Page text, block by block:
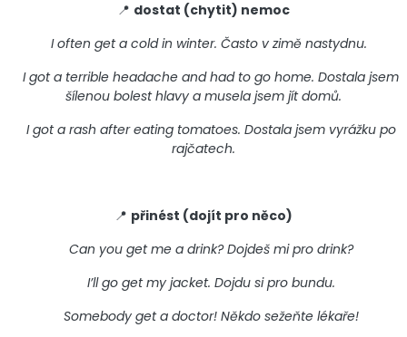
📍 dostat (chytit) nemoc
I often get a cold in winter. Často v zimě nastydnu.
I got a terrible headache and had to go home. Dostala jsem
šílenou bolest hlavy a musela jsem jít domů.
I got a rash after eating tomatoes. Dostala jsem vyrážku po
rajčatech.
📍 přinést (dojít pro něco)
Can you get me a drink? Dojdeš mi pro drink?
I’ll go get my jacket. Dojdu si pro bundu.
Somebody get a doctor! Někdo sežeňte lékaře!